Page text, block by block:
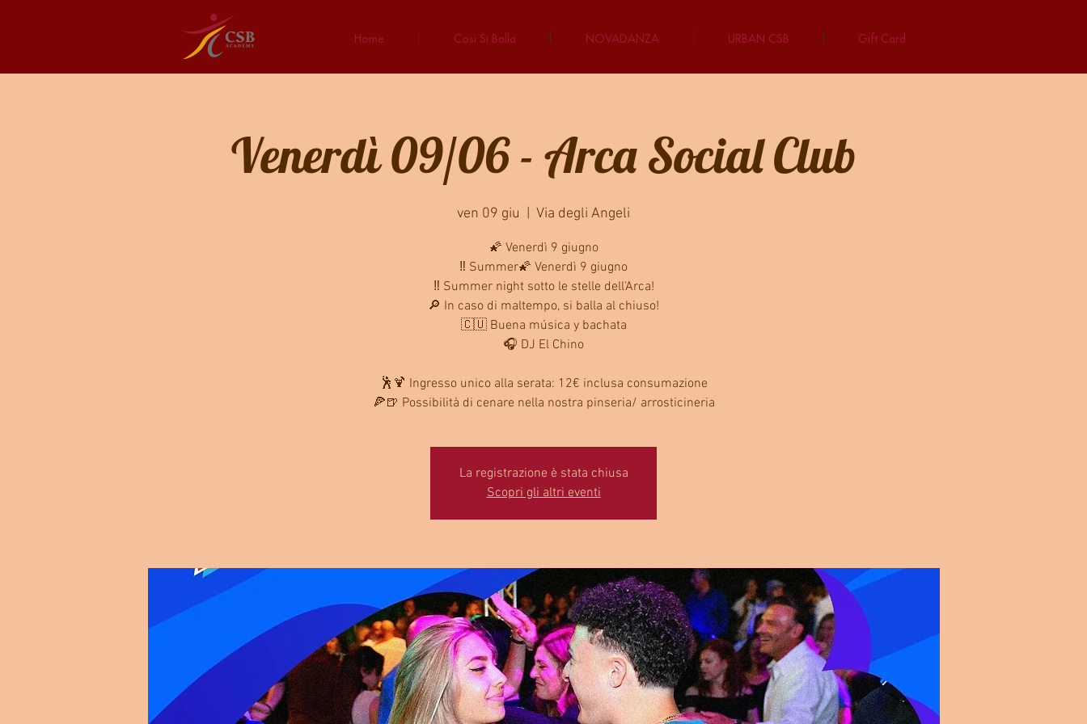
Home Cosi Si Balla NOVADANZA URBAN CSB Gift Card
Venerdì 09/06 - Arca Social Club
ven 09 giu Via degli Angeli
🌠 Venerdì 9 giugno
‼ Summer🌠 Venerdì 9 giugno
‼ Summer night sotto le stelle dell'Arca!
🔎 In caso di maltempo, si balla al chiuso!
🇨🇺 Buena música y bachata
🎧 DJ El Chino
🕺🍹 Ingresso unico alla serata: 12€ inclusa consumazione
🍕🍺 Possibilità di cenare nella nostra pinseria/ arrosticineria
La registrazione è stata chiusa
Scopri gli altri eventi